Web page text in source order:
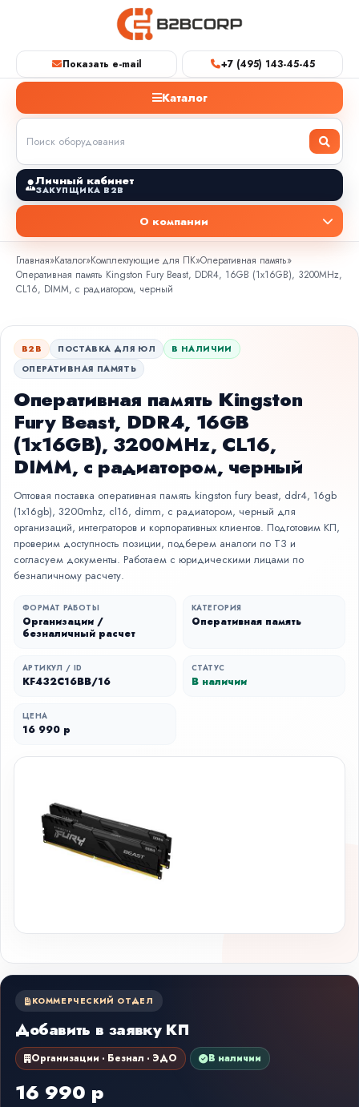
Показать e-mail +7 (495) 143-45-45
Каталог
Личный кабинет
ЗАКУПЩИКА B2B
О компании
Главная»Каталог»Комплектующие для ПК»Оперативная память»
Оперативная память Kingston Fury Beast, DDR4, 16GB (1x16GB), 3200MHz,
CL16, DIMM, с радиатором, черный
B2B ПОСТАВКА ДЛЯ ЮЛ
В НАЛИЧИИ
ОПЕРАТИВНАЯ ПАМЯТЬ
Оперативная память Kingston
Fury Beast, DDR4, 16GB
(1x16GB), 3200MHz, CL16,
DIMM, с радиатором, черный
Оптовая поставка оперативная память kingston fury beast, ddr4, 16gb
(1x16gb), 3200mhz, cl16, dimm, с радиатором, черный для
организаций, интеграторов и корпоративных клиентов. Подготовим КП,
проверим доступность позиции, подберем аналоги по ТЗ и
согласуем документы. Работаем с юридическими лицами по
безналичному расчету.
ФОРМАТ РАБОТЫ
Организации /
безналичный расчет
КАТЕГОРИЯ
Оперативная память
АРТИКУЛ / ID
KF432C16BB/16
СТАТУС
В наличии
ЦЕНА
16 990 р
КОММЕРЧЕСКИЙ ОТДЕЛ
Добавить в заявку КП
Организации · Безнал · ЭДО В наличии
16 990 р